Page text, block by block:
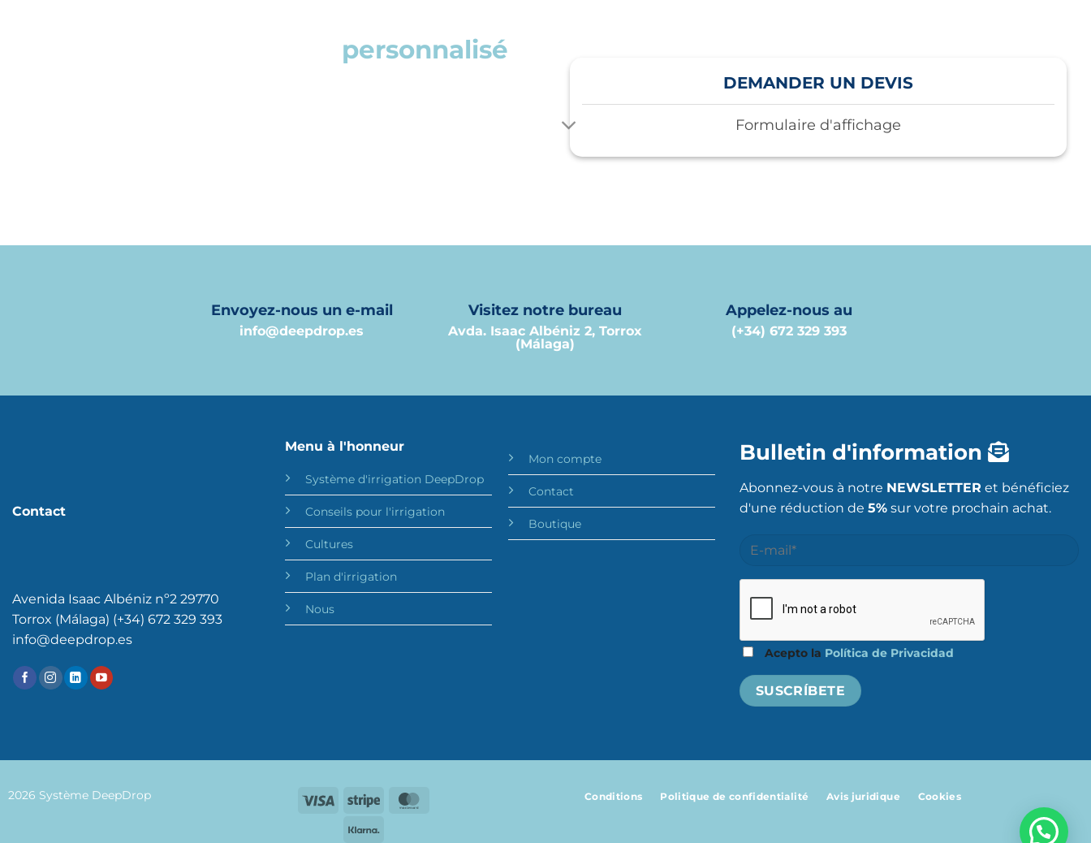
personnalisé
DEMANDER UN DEVIS
Formulaire d'affichage
Envoyez-nous un e-mail
info@deepdrop.es
Visitez notre bureau
Avda. Isaac Albéniz 2, Torrox
(Málaga)
Appelez-nous au
(+34) 672 329 393
Contact
Avenida Isaac Albéniz nº2 29770
Torrox (Málaga) (+34) 672 329 393
info@deepdrop.es
Menu à l'honneur
Système d'irrigation DeepDrop
Conseils pour l'irrigation
Cultures
Plan d'irrigation
Nous
Mon compte
Contact
Boutique
Bulletin d'information
Abonnez-vous à notre NEWSLETTER et bénéficiez
d'une réduction de 5% sur votre prochain achat.
Acepto la Política de Privacidad
2026 Système DeepDrop Visa Stripe Conditions Politique de confidentialité Avis juridique Cookies